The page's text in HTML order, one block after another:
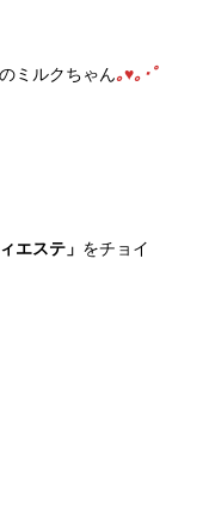
ミルクちゃん｡♥｡･ﾟ
エステ」 をチョイ